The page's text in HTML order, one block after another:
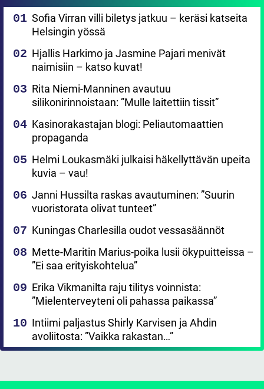
Sofia Virran villi biletys jatkuu – keräsi katseita
Helsingin yössä
Hjallis Harkimo ja Jasmine Pajari menivät
naimisiin – katso kuvat!
Rita Niemi-Manninen avautuu
silikonirinnoistaan: ”Mulle laitettiin tissit”
Kasinorakastajan blogi: Peliautomaattien
propaganda
Helmi Loukasmäki julkaisi häkellyttävän upeita
kuvia – vau!
Janni Hussilta raskas avautuminen: ”Suurin
vuoristorata olivat tunteet”
Kuningas Charlesilla oudot vessasäännöt
Mette-Maritin Marius-poika lusii ökypuitteissa –
”Ei saa erityiskohtelua”
Erika Vikmanilta raju tilitys voinnista:
”Mielenterveyteni oli pahassa paikassa”
Intiimi paljastus Shirly Karvisen ja Ahdin
avoliitosta: ”Vaikka rakastan…”